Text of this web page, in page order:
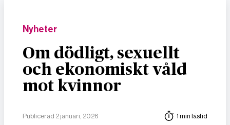
Nyheter
Om dödligt, sexuellt
och ekonomiskt våld
mot kvinnor
Publicerad 2 januari, 2026 1 min lästid